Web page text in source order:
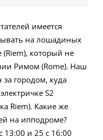
имеется
на лошадиных
который не
Римом (Rome). Наш
городом, куда
S2
Riem). Какие же
на ипподроме?
и 25 с 16:00